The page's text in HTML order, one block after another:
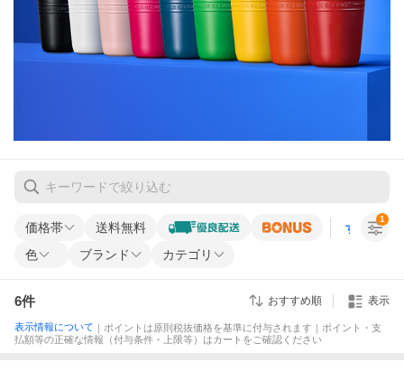
価格帯 送料無料 すべての条
色 ブランド カテゴリ
1
6件 おすすめ順 表示
表示情報について ｜ポイントは原則税抜価格を基準に付与されます｜ポイント・支
払額等の正確な情報（付与条件・上限等）はカートをご確認ください